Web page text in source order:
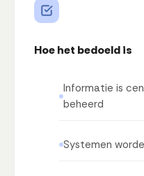
Hoe het bedoeld is
Informatie is
beheerd
Systemen